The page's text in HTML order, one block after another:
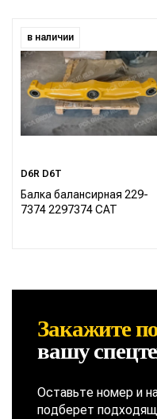
в наличии
D6R D6T
Балка балансирная 229-
7374 2297374 CAT
Закажите
вашу
Оставьте номер и
подберет